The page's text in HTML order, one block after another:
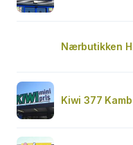
Nærbutikken
Kiwi 377